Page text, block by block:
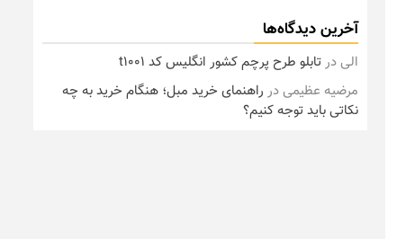
آخرین دیدگاه‌ها
الیدرتابلو طرح پرچم کشور انگلیس کد t1001
مرضیه عظیمیدر راهنمای خرید مبل؛ هنگام خرید به چه
نکاتی باید توجه کنیم؟